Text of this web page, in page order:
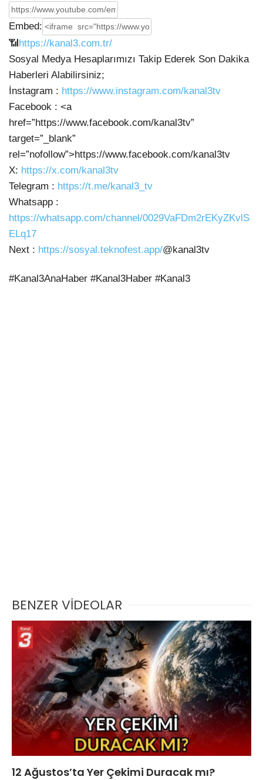
Embed:
📶https://kanal3.com.tr/
Sosyal Medya Hesaplarımızı Takip Ederek Son Dakika
Haberleri Alabilirsiniz;
İnstagram : https://www.instagram.com/kanal3tv
Facebook : <a
href=”https://www.facebook.com/kanal3tv”
target=”_blank”
rel=”nofollow”>https://www.facebook.com/kanal3tv
X: https://x.com/kanal3tv
Telegram : https://t.me/kanal3_tv
Whatsapp :
https://whatsapp.com/channel/0029VaFDm2rEKyZKvlS
ELq17
Next : https://sosyal.teknofest.app/@kanal3tv
#Kanal3AnaHaber #Kanal3Haber #Kanal3
BENZER VİDEOLAR
12 Ağustos’ta Yer Çekimi Duracak mı?